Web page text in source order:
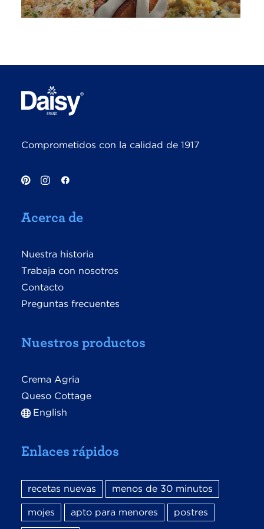
Comprometidos con la calidad de 1917
Acerca de
Nuestra historia
Trabaja con nosotros
Contacto
Preguntas frecuentes
Nuestros productos
Crema Agria
Queso Cottage
English
Enlaces rápidos
recetas nuevas menos de 30 minutos
mojes apto para menores postres